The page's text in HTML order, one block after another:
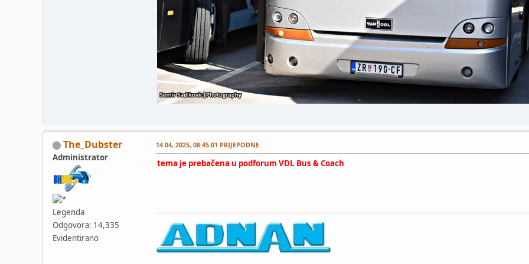
The_Dubster
Administrator
Legenda
Odgovora: 14,335
Evidentirano
14 04, 2025, 08:45:01 PRIJEPODNE
tema je prebačena u podforum VDL Bus & Coach